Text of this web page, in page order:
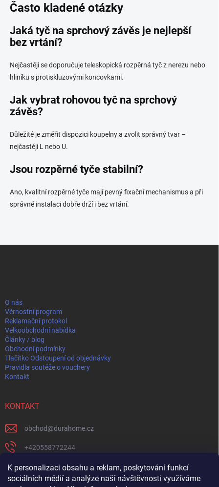
K personalizaci obsahu a reklam, poskytování funkcí
sociálních médií a analýze naší návštěvnosti využíváme
Často kladené otázky
Jaká tyč na sprchový závěs je nejlepší
bez vrtání?
Nejčastěji se doporučuje teleskopická rozpěrná tyč z nerezu nebo
hliníku s protiskluzovými koncovkami.
Jak vybrat rohovou tyč na sprchový
závěs?
Důležité je změřit dispozici koupelny a zvolit správný tvar –
nejčastěji L nebo U.
Jsou rozpěrné tyče stabilní?
Ano, kvalitní rozpěrné tyče mají pevný fixační mechanismus a při
správné instalaci dobře drží i bez vrtání.
O nás
Věrnostní program
Reklamační protokol
Velkoobchodní nabídka
Články / blog
Obchodní podmínky
Tlačítko Odstoupení od objednávky
Pravidla soutěže o vouchery
Kontakt
KONTAKT
obchod@durahome.cz
+420558772244
+420739204711
https://www.facebook.com/profile.php?id=61582274565237